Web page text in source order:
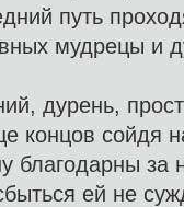
путь
мудрецы и
дурень,
концов сойдя
благодарны за
ей не